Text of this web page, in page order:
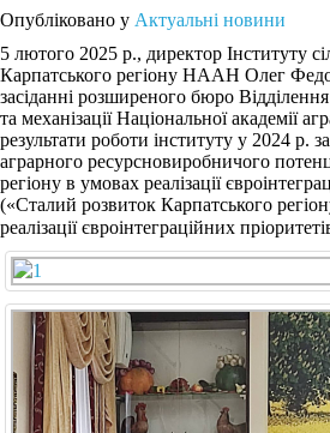
Опубліковано у Актуальні новини
5 лютого 2025 р., директор Інституту
Карпатського регіону НААН Олег
засіданні розширеного бюро
та механізації Національної академії
результати роботи інституту у 2024
аграрного ресурсновиробничого
регіону в умовах реалізації
(«Сталий розвиток Карпатського
реалізації євроінтеграційних